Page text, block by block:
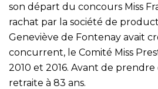
son départ du concours Miss
rachat par la société de
Geneviève de Fontenay avait
concurrent, le Comité Miss
2010 et 2016. Avant de
retraite à 83 ans.